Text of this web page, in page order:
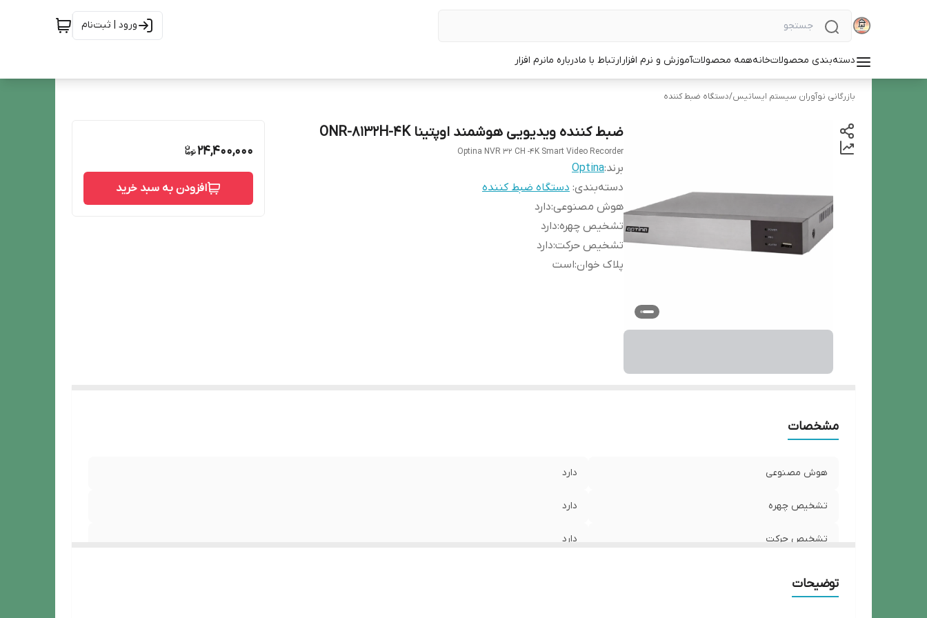
ورود | ثبت‌نام
دسته‌بندی محصولاتخانههمه محصولاتآموزش و نرم افزارارتباط با مادرباره مانرم افزار
بازرگانی نوآوران سیستم ایساتیس/دستگاه ضبط کننده
ضبط کننده ویدیویی هوشمند اوپتینا ONR-8132H-4K
Optina NVR 32 CH -4K Smart Video Recorder
برند:Optina
دسته‌بندی: دستگاه ضبط کننده
هوش مصنوعی:دارد
تشخیص چهره:دارد
تشخیص حرکت:دارد
پلاک خوان:است
24,400,000
افزودن به سبد خرید
مشخصات
هوش مصنوعی دارد
تشخیص چهره دارد
تشخیص حرکت دارد
توضیحات